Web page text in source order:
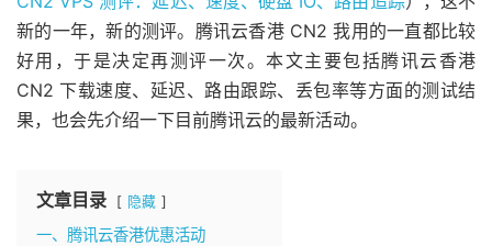
新的一年，新的测评。腾讯云香港 CN2 我用的一直都比较
好用，于是决定再测评一次。本文主要包括腾讯云香港
CN2 下载速度、延迟、路由跟踪、丢包率等方面的测试结
果，也会先介绍一下目前腾讯云的最新活动。
文章目录 隐藏
一、腾讯云香港优惠活动